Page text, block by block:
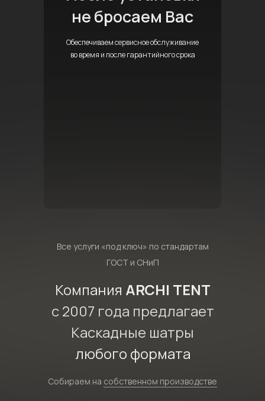
не бросаем Вас
Обеспечиваем сервисное обслуживание
во время и после гарантийного срока
Все услуги «под ключ» по стандартам
ГОСТ и СНиП
Компания ARCHI TENT
с 2007 года предлагает
Каскадные шатры
любого формата
Собираем на собственном производстве